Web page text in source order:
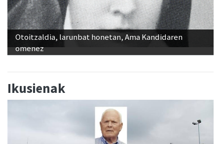
Otoitzaldia, larunbat honetan, Ama Kandidaren
omenez
Ikusienak